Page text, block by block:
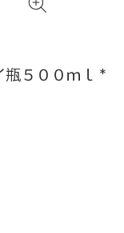
瓶５００ｍｌ *